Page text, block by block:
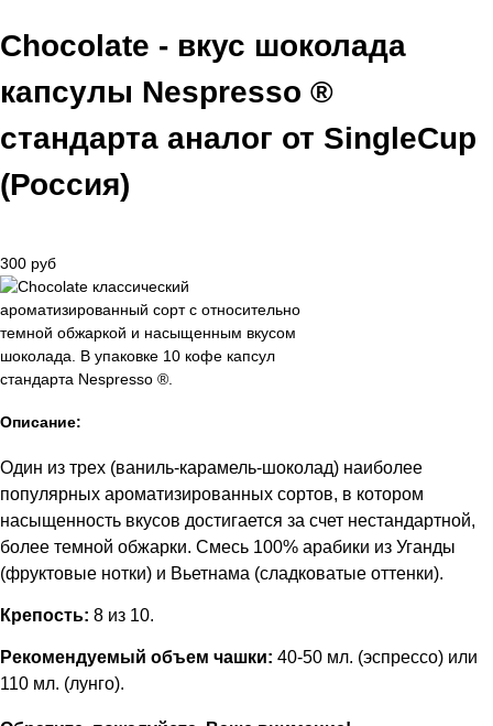
Chocolate - вкус шоколада
капсулы Nespresso ®
стандарта аналог от SingleCup
(Россия)
300 руб
Описание:
Один из трех (ваниль-карамель-шоколад) наиболее
популярных ароматизированных сортов, в котором
насыщенность вкусов достигается за счет нестандартной,
более темной обжарки. Смесь 100% арабики из Уганды
(фруктовые нотки) и Вьетнама (сладковатые оттенки).
Крепость: 8 из 10.
Рекомендуемый объем чашки: 40-50 мл. (эспрессо) или
110 мл. (лунго).